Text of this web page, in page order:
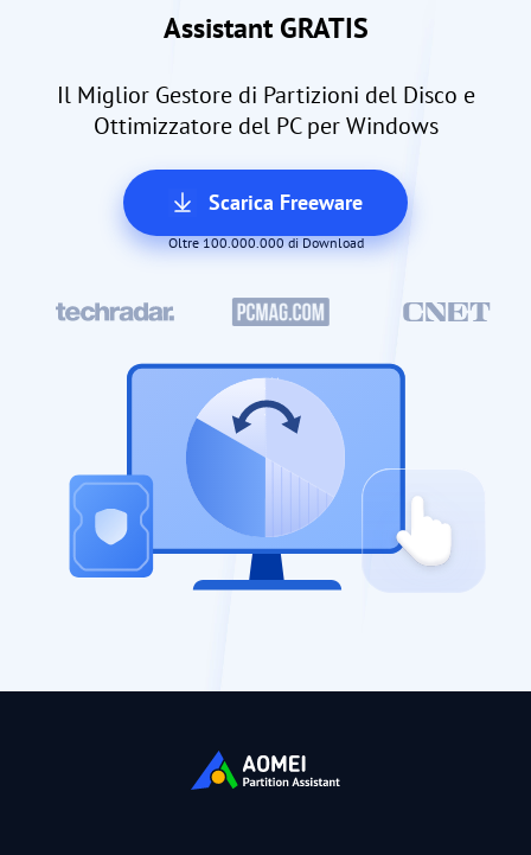
Assistant GRATIS
Il Miglior Gestore di Partizioni del Disco e
Ottimizzatore del PC per Windows
Scarica Freeware
Oltre 100.000.000 di Download